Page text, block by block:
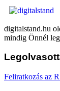
digitalstand.hu
mindig Önnél
Feliratkozás az